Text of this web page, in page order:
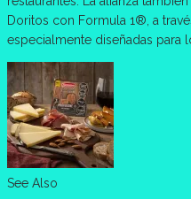
Doritos con Formula 1®, a
especialmente diseñadas para
See Also